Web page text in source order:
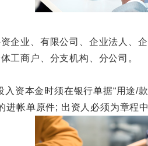
业、有限公司、企业法人、企
商户、分支机构、分公司。
本金时须在银行单据“用途/
帐单原件; 出资人必须为章程